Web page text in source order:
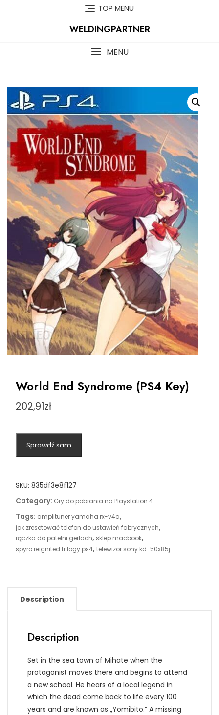
TOP MENU
WELDINGPARTNER
MENU
World End Syndrome (PS4 Key)
202,91zł
Sprawdź sam
SKU: 835df3e8f127
Category: Gry do pobrania na Playstation 4
Tags: amplituner yamaha rx-v4a,
jak zresetować telefon do ustawień fabrycznych,
rączka do patelni gerlach, sklep macbook,
spyro reignited trilogy ps4, telewizor sony kd-50x85j
Description
Description
Set in the sea town of Mihate when the
protagonist moves there and begins to attend
a new school. He hears of a local legend in
which the dead come back to life every 100
years and are known as „Yomibito.” A missing